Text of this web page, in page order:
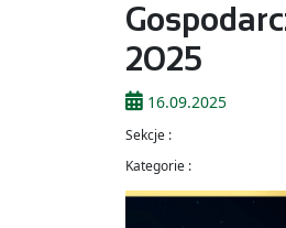
2025
16.09.2025
Sekcje :
Kategorie :